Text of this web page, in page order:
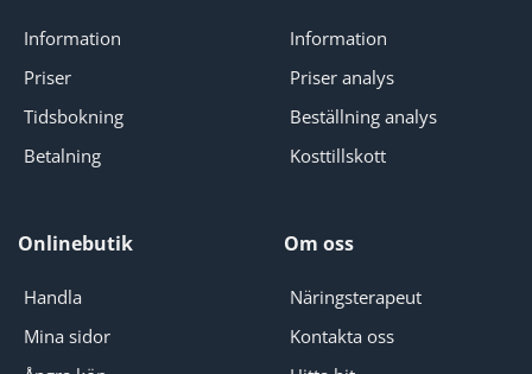
Information
Priser
Tidsbokning
Betalning
Information
Priser analys
Beställning analys
Kosttillskott
Onlinebutik
Handla
Mina sidor
Om oss
Näringsterapeut
Kontakta oss